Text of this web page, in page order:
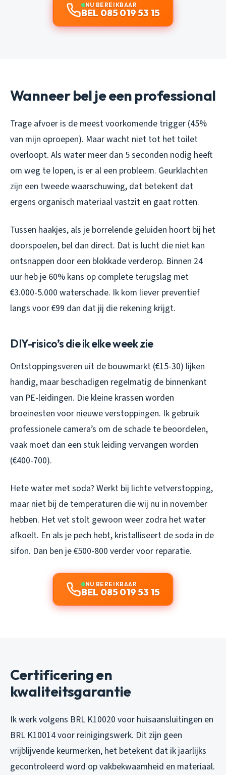
NU BEREIKBAAR
BEL 085 019 53 15
Wanneer bel je een professional
Trage afvoer is de meest voorkomende trigger (45%
van mijn oproepen). Maar wacht niet tot het toilet
overloopt. Als water meer dan 5 seconden nodig heeft
om weg te lopen, is er al een probleem. Geurklachten
zijn een tweede waarschuwing, dat betekent dat
ergens organisch materiaal vastzit en gaat rotten.
Tussen haakjes, als je borrelende geluiden hoort bij het
doorspoelen, bel dan direct. Dat is lucht die niet kan
ontsnappen door een blokkade verderop. Binnen 24
uur heb je 60% kans op complete terugslag met
€3.000-5.000 waterschade. Ik kom liever preventief
langs voor €99 dan dat jij die rekening krijgt.
DIY-risico’s die ik elke week zie
Ontstoppingsveren uit de bouwmarkt (€15-30) lijken
handig, maar beschadigen regelmatig de binnenkant
van PE-leidingen. Die kleine krassen worden
broeinesten voor nieuwe verstoppingen. Ik gebruik
professionele camera’s om de schade te beoordelen,
vaak moet dan een stuk leiding vervangen worden
(€400-700).
Hete water met soda? Werkt bij lichte vetverstopping,
maar niet bij de temperaturen die wij nu in november
hebben. Het vet stolt gewoon weer zodra het water
afkoelt. En als je pech hebt, kristalliseert de soda in de
sifon. Dan ben je €500-800 verder voor reparatie.
NU BEREIKBAAR
BEL 085 019 53 15
Certificering en
kwaliteitsgarantie
Ik werk volgens BRL K10020 voor huisaansluitingen en
BRL K10014 voor reinigingswerk. Dit zijn geen
vrijblijvende keurmerken, het betekent dat ik jaarlijks
gecontroleerd word op vakbekwaamheid en materiaal.